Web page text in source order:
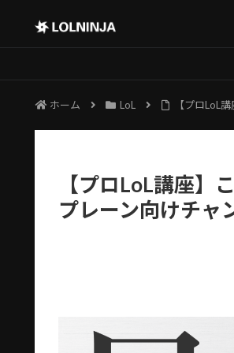
ホーム LoL 【プロLoL
【プロLoL講座】
プレーン向けチャ